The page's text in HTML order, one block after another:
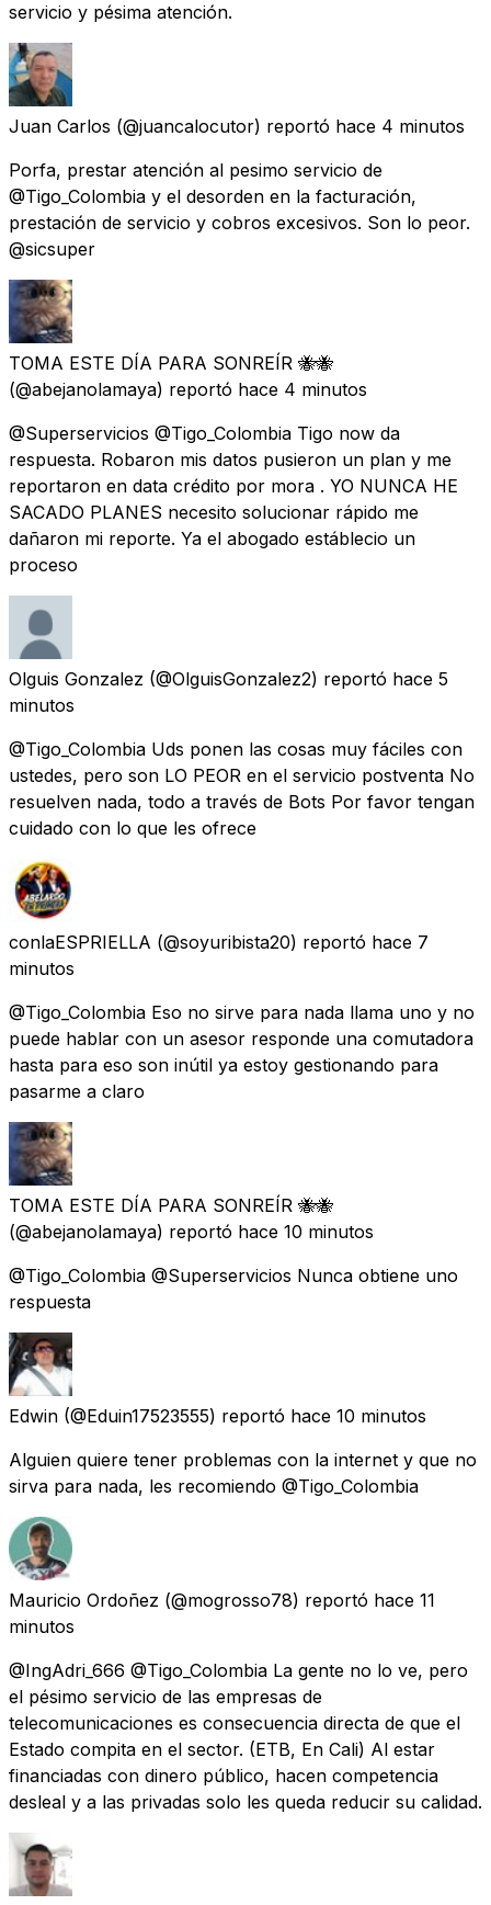
servicio y pésima atención.
Juan Carlos (@juancalocutor) reportó hace 4 minutos
Porfa, prestar atención al pesimo servicio de
@Tigo_Colombia y el desorden en la facturación,
prestación de servicio y cobros excesivos. Son lo peor.
@sicsuper
TOMA ESTE DÍA PARA SONREÍR 🐝🐝
(@abejanolamaya) reportó hace 4 minutos
@Superservicios @Tigo_Colombia Tigo now da
respuesta. Robaron mis datos pusieron un plan y me
reportaron en data crédito por mora . YO NUNCA HE
SACADO PLANES necesito solucionar rápido me
dañaron mi reporte. Ya el abogado estáblecio un
proceso
Olguis Gonzalez (@OlguisGonzalez2) reportó hace 5
minutos
@Tigo_Colombia Uds ponen las cosas muy fáciles con
ustedes, pero son LO PEOR en el servicio postventa No
resuelven nada, todo a través de Bots Por favor tengan
cuidado con lo que les ofrece
conlaESPRIELLA (@soyuribista20) reportó hace 7
minutos
@Tigo_Colombia Eso no sirve para nada llama uno y no
puede hablar con un asesor responde una comutadora
hasta para eso son inútil ya estoy gestionando para
pasarme a claro
TOMA ESTE DÍA PARA SONREÍR 🐝🐝
(@abejanolamaya) reportó hace 10 minutos
@Tigo_Colombia @Superservicios Nunca obtiene uno
respuesta
Edwin (@Eduin17523555) reportó hace 10 minutos
Alguien quiere tener problemas con la internet y que no
sirva para nada, les recomiendo @Tigo_Colombia
Mauricio Ordoñez (@mogrosso78) reportó hace 11
minutos
@IngAdri_666 @Tigo_Colombia La gente no lo ve, pero
el pésimo servicio de las empresas de
telecomunicaciones es consecuencia directa de que el
Estado compita en el sector. (ETB, En Cali) Al estar
financiadas con dinero público, hacen competencia
desleal y a las privadas solo les queda reducir su calidad.